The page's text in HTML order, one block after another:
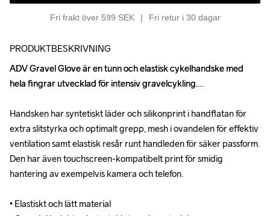
Fri frakt över 599 SEK Fri retur i 30 dagar
PRODUKTBESKRIVNING
ADV Gravel Glove är en tunn och elastisk cykelhandske med
hela fingrar utvecklad för intensiv gravelcykling.
Handsken har syntetiskt läder och silikonprint i handflatan för
extra slitstyrka och optimalt grepp, mesh i ovandelen för effektiv
ventilation samt elastisk resår runt handleden för säker passform.
Den har även touchscreen-kompatibelt print för smidig
hantering av exempelvis kamera och telefon.
• Elastiskt och lätt material
ADV Gravel Glove är en tunn och elastisk cykelhandske med
hela fingrar utvecklad för intensiv gravelcykling.
Handsken har syntetiskt läder och silikonprint i handflatan för
extra slitstyrka och optimalt grepp, mesh i ovandelen för effektiv
ventilation samt elastisk resår runt handleden för säker passform.
Den har även touchscreen-kompatibelt print för smidig
hantering av exempelvis kamera och telefon.
• Elastiskt och lätt material